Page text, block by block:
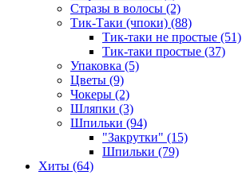
Стразы в волосы (2)
Тик-Таки (чпоки) (88)
Тик-таки не простые (51)
Тик-таки простые (37)
Упаковка (5)
Цветы (9)
Чокеры (2)
Шляпки (3)
Шпильки (94)
"Закрутки" (15)
Шпильки (79)
Хиты (64)